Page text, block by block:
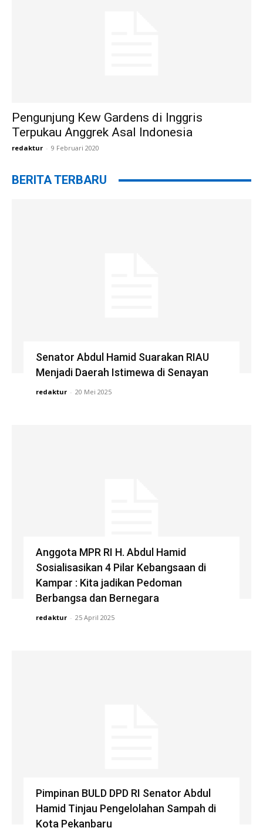
Pengunjung Kew Gardens di Inggris
Terpukau Anggrek Asal Indonesia
redaktur - 9 Februari 2020
BERITA TERBARU
Senator Abdul Hamid Suarakan RIAU
Menjadi Daerah Istimewa di Senayan
redaktur - 20 Mei 2025
Anggota MPR RI H. Abdul Hamid
Sosialisasikan 4 Pilar Kebangsaan di
Kampar : Kita jadikan Pedoman
Berbangsa dan Bernegara
redaktur - 25 April 2025
Pimpinan BULD DPD RI Senator Abdul
Hamid Tinjau Pengelolahan Sampah di
Kota Pekanbaru